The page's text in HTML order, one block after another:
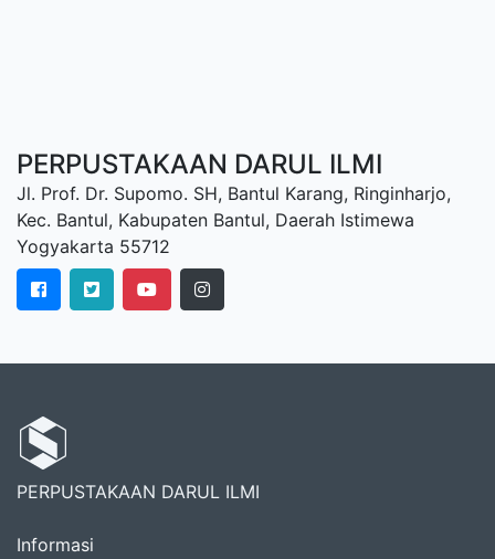
PERPUSTAKAAN DARUL ILMI
Jl. Prof. Dr. Supomo. SH, Bantul Karang, Ringinharjo,
Kec. Bantul, Kabupaten Bantul, Daerah Istimewa
Yogyakarta 55712
PERPUSTAKAAN DARUL ILMI
Informasi